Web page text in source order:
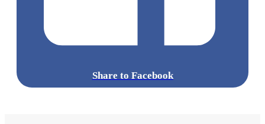
Share to Facebook